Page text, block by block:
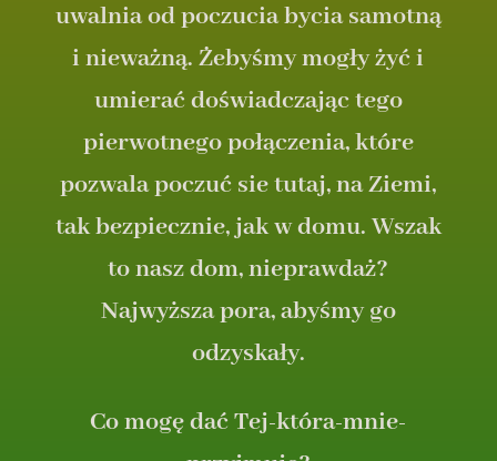
uwalnia od poczucia bycia samotną
i nieważną. Żebyśmy mogły żyć i
umierać doświadczając tego
pierwotnego połączenia, które
pozwala poczuć sie tutaj, na Ziemi,
tak bezpiecznie, jak w domu. Wszak
to nasz dom, nieprawdaż?
Najwyższa pora, abyśmy go
odzyskały.
Co mogę dać Tej-która-mnie-